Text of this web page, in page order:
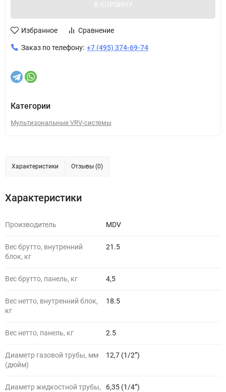
В КОРЗИНУ
Избранное Сравнение
Заказ по телефону: +7 (495) 374-69-74
Категории
Мультизональные VRV-системы
Характеристики Отзывы (0)
Характеристики
Производитель MDV
Вес брутто, внутренний
блок, кг
21.5
Вес брутто, панель, кг 4,5
Вес нетто, внутренний блок,
кг
18.5
Вес нетто, панель, кг 2.5
Диаметр газовой трубы, мм
(дюйм)
12,7 (1/2”)
Диаметр жидкостной трубы,
6,35 (1/4”)